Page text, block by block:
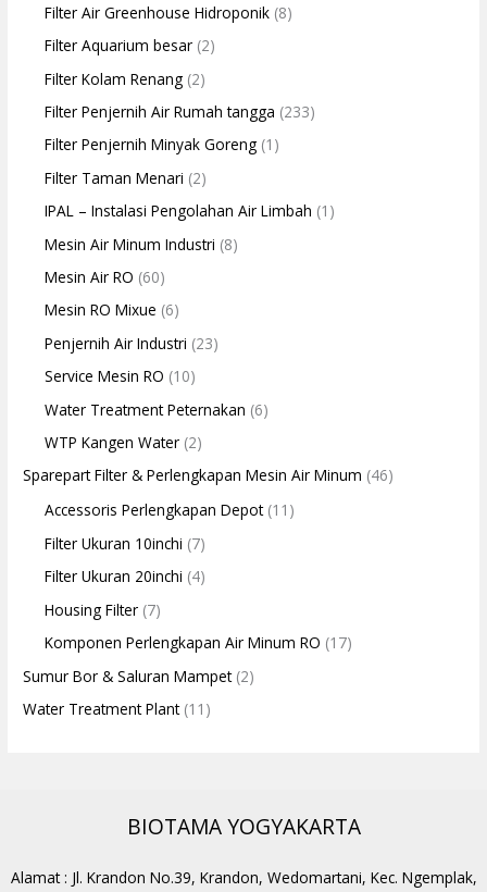
Filter Air Greenhouse Hidroponik (8)
Filter Aquarium besar (2)
Filter Kolam Renang (2)
Filter Penjernih Air Rumah tangga (233)
Filter Penjernih Minyak Goreng (1)
Filter Taman Menari (2)
IPAL – Instalasi Pengolahan Air Limbah (1)
Mesin Air Minum Industri (8)
Mesin Air RO (60)
Mesin RO Mixue (6)
Penjernih Air Industri (23)
Service Mesin RO (10)
Water Treatment Peternakan (6)
WTP Kangen Water (2)
Sparepart Filter & Perlengkapan Mesin Air Minum (46)
Accessoris Perlengkapan Depot(11)
Filter Ukuran 10inchi (7)
Filter Ukuran 20inchi (4)
Housing Filter (7)
Komponen Perlengkapan Air Minum RO (17)
Sumur Bor & Saluran Mampet(2)
Water Treatment Plant(11)
BIOTAMA YOGYAKARTA
Alamat : Jl. Krandon No.39, Krandon, Wedomartani, Kec. Ngemplak,